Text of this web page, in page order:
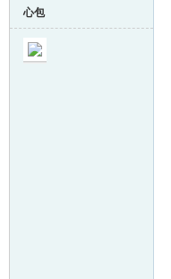
心包